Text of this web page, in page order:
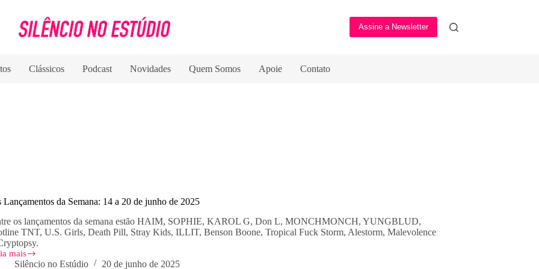
Assine a Newsletter
Clássicos Podcast Novidades Quem Somos Apoie Contato
Lançamentos da Semana: 14 a 20 de junho de 2025
os lançamentos da semana estão HAIM, SOPHIE, KAROL G, Don L, MONCHMONCH, YUNGBLUD,
TNT, U.S. Girls, Death Pill, Stray Kids, ILLIT, Benson Boone, Tropical Fuck Storm, Alestorm, Malevolence
mais
Silêncio no Estúdio 20 de junho de 2025